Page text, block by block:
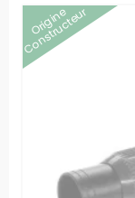
Origine
Constructeur